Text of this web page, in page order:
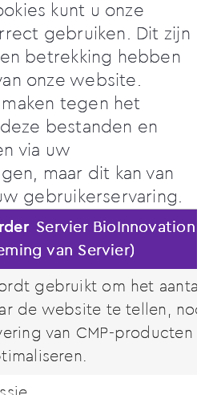
kunt u onze
gebruiken. Dit zijn
betrekking hebben
onze website.
tegen het
bestanden en
via uw
maar dit kan van
gebruikerservaring.
Servier BioInnovation
van Servier)
gebruikt om het aantal
de website te tellen,
van CMP-producten te